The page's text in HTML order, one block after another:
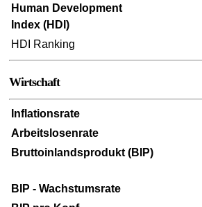
Human Development
Index (HDI)
HDI Ranking
Wirtschaft
Inflationsrate
Arbeitslosenrate
Bruttoinlandsprodukt (BIP)
BIP - Wachstumsrate